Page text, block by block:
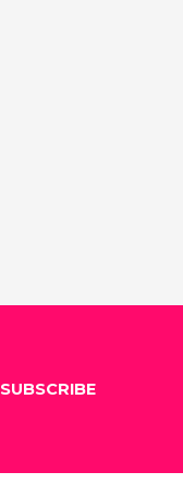
SUBSCRIBE